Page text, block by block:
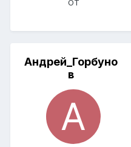
ОТ
Андрей_Горбуно
в